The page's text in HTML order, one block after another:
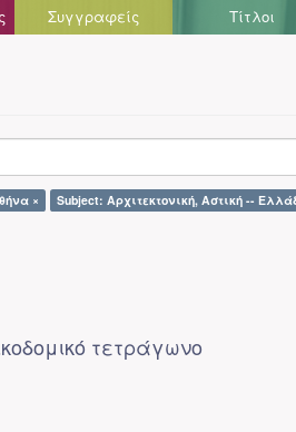
Συγγραφείς Τίτλοι
×
Subject: Αρχιτεκτονική, Αστική --
τετράγωνο